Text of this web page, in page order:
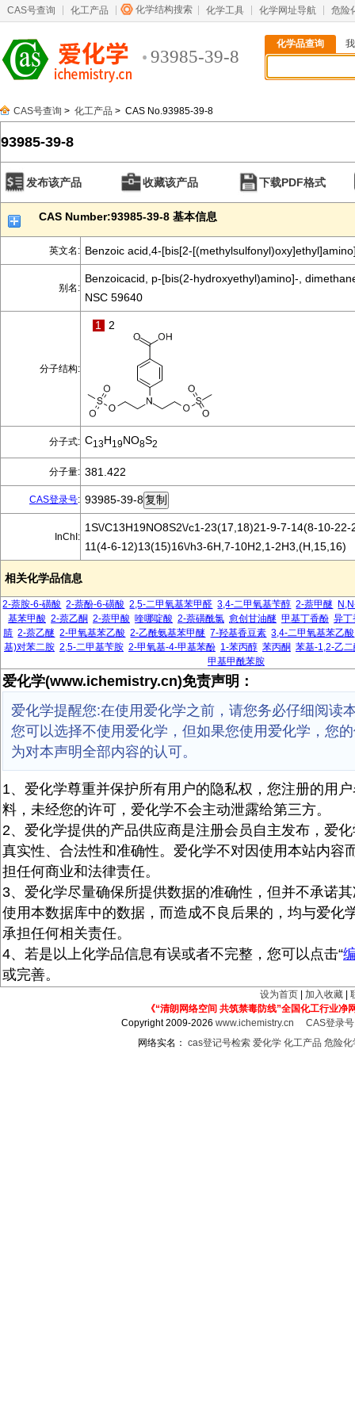
CAS号查询 化工产品 化学结构搜索 化学工具 化学网址导航 危险
93985-39-8
化学品查询
CAS号查询 > 化工产品 > CAS No.93985-39-8
93985-39-8
发布该产品 收藏该产品 下载PDF格式
CAS Number:93985-39-8 基本信息
英文名: Benzoic acid,4-[bis[2-
别名:
Benzoicacid, p-[bis(2-hydroxyethyl)amino]-,
NSC 59640
分子结构:
1 2
分子式: C13H19NO8S2
分子量: 381.422
CAS登录号: 93985-39-8
InChI:
1S\/C13H19NO8S2\/c1-23(17,18)21-9-7-14(8-10-
11(4-6-12)13(15)16\/h3-6H,7-10H2,1-2H3,(H,15,16)
相关化学品信息
2-萘胺-6-磺酸 2-萘酚-6-磺酸 2,5-二甲氧基苯甲醛 3,4-二甲氧基苄醇 2-萘甲醚
基苯甲酸 2-萘乙酮 2-萘甲酸 喹哪啶酸 2-萘磺酰氯 愈创甘油醚 甲基丁香酚 异丁
腈 2-萘乙醚 2-甲氧基苯乙酸 2-乙酰氨基苯甲醚 7-羟基香豆素 3,4-二甲氧基苯乙酸
基)对苯二胺 2,5-二甲基苄胺 2-甲氧基-4-甲基苯酚 1-苯丙醇 苯丙酮 苯基-1,2-乙
甲基甲酰苯胺
爱化学(www.ichemistry.cn)免责声明：
爱化学提醒您:在使用爱化学之前，请您务必仔细阅读
您可以选择不使用爱化学，但如果您使用爱化学，您
为对本声明全部内容的认可。
1、爱化学尊重并保护所有用户的隐私权，您注册的用
料，未经您的许可，爱化学不会主动泄露给第三方。
2、爱化学提供的产品供应商是注册会员自主发布，爱
真实性、合法性和准确性。爱化学不对因使用本站内容
担任何商业和法律责任。
3、爱化学尽量确保所提供数据的准确性，但并不承诺
使用本数据库中的数据，而造成不良后果的，均与爱化
承担任何相关责任。
4、若是以上化学品信息有误或者不完整，您可以点击“
或完善。
设为首页 加入收藏
《“清朗网络空间 共筑禁毒防线”全国化工行业净
Copyright 2009-2026www.ichemistry.cn
CAS登录
网络实名： cas登记号检索 爱化学 化工产品 危险化